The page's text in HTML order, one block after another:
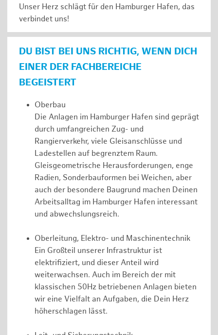
Unser Herz schlägt für den Hamburger Hafen, das
verbindet uns!
DU BIST BEI UNS RICHTIG, WENN DICH
EINER DER FACHBEREICHE
BEGEISTERT
Oberbau
Die Anlagen im Hamburger Hafen sind geprägt
durch umfangreichen Zug- und
Rangierverkehr, viele Gleisanschlüsse und
Ladestellen auf begrenztem Raum.
Gleisgeometrische Herausforderungen, enge
Radien, Sonderbauformen bei Weichen, aber
auch der besondere Baugrund machen Deinen
Arbeitsalltag im Hamburger Hafen interessant
und abwechslungsreich.
Oberleitung, Elektro- und Maschinentechnik
Ein Großteil unserer Infrastruktur ist
elektrifiziert, und dieser Anteil wird
weiterwachsen. Auch im Bereich der mit
klassischen 50Hz betriebenen Anlagen bieten
wir eine Vielfalt an Aufgaben, die Dein Herz
höherschlagen lässt.